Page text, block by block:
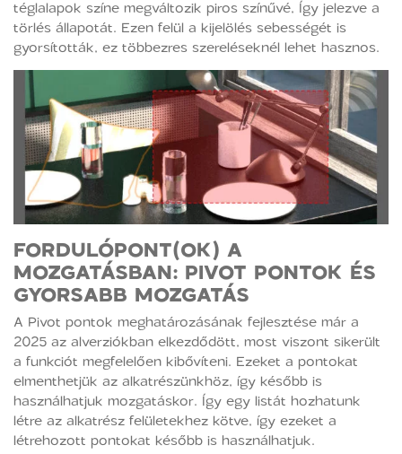
téglalapok színe megváltozik piros színűvé, Így jelezve a
törlés állapotát. Ezen felül a kijelölés sebességét is
gyorsították, ez többezres szereléseknél lehet hasznos.
FORDULÓPONT(OK) A
MOZGATÁSBAN: PIVOT PONTOK ÉS
GYORSABB MOZGATÁS
A Pivot pontok meghatározásának fejlesztése már a
2025 az alverziókban elkezdődött, most viszont sikerült
a funkciót megfelelően kibővíteni. Ezeket a pontokat
elmenthetjük az alkatrészünkhöz, így később is
használhatjuk mozgatáskor. Így egy listát hozhatunk
létre az alkatrész felületekhez kötve, így ezeket a
létrehozott pontokat később is használhatjuk.